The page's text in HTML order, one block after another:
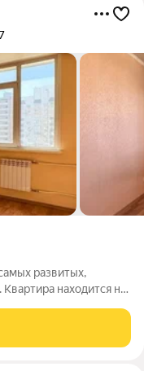
развитых,
находится на
кухня 15 м